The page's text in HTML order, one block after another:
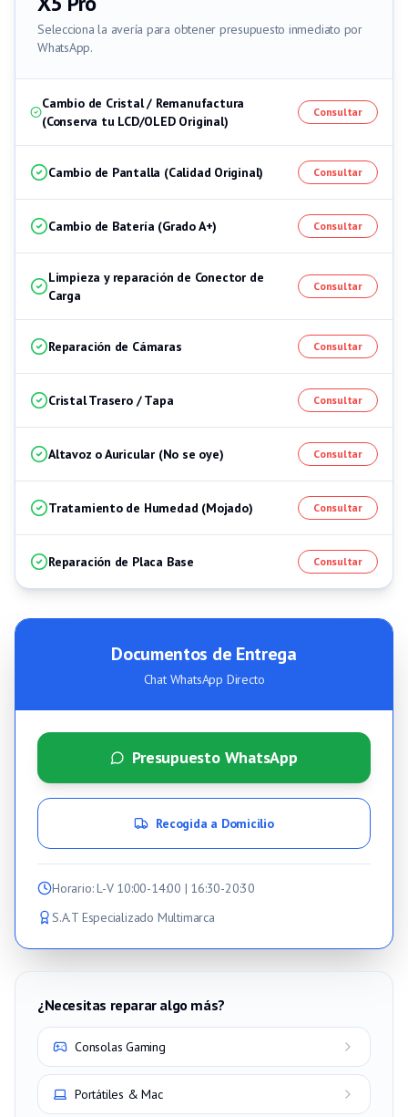
Selecciona la avería para obtener presupuesto inmediato por
WhatsApp.
Cambio de Cristal / Remanufactura
(Conserva tu LCD/OLED Original)
Consultar
Cambio de Pantalla (Calidad Original) Consultar
Cambio de Batería (Grado A+) Consultar
Limpieza y reparación de Conector de
Carga
Consultar
Reparación de Cámaras Consultar
Cristal Trasero / Tapa Consultar
Altavoz o Auricular (No se oye) Consultar
Tratamiento de Humedad (Mojado) Consultar
Reparación de Placa Base Consultar
Documentos de Entrega
Chat WhatsApp Directo
Presupuesto WhatsApp
Recogida a Domicilio
Horario: L-V 10:00-14:00 | 16:30-20:30
S.A.T Especializado Multimarca
¿Necesitas reparar algo más?
Consolas Gaming
Portátiles & Mac